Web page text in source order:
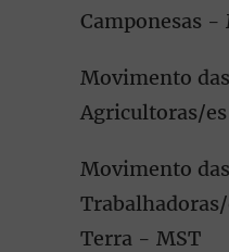
Camponesas -
Movimento
Agricultoras/
Movimento
Terra - MST